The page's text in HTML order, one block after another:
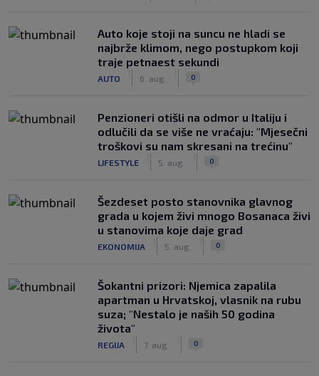
Auto koje stoji na suncu ne hladi se
najbrže klimom, nego postupkom koji
traje petnaest sekundi
AUTO 6. aug. 0
Penzioneri otišli na odmor u Italiju i
odlučili da se više ne vraćaju: "Mjesečni
troškovi su nam skresani na trećinu"
LIFESTYLE 5. aug. 0
Šezdeset posto stanovnika glavnog
grada u kojem živi mnogo Bosanaca živi
u stanovima koje daje grad
EKONOMIJA 5. aug. 0
Šokantni prizori: Njemica zapalila
apartman u Hrvatskoj, vlasnik na rubu
suza; "Nestalo je naših 50 godina
života"
REGIJA 7. aug. 0